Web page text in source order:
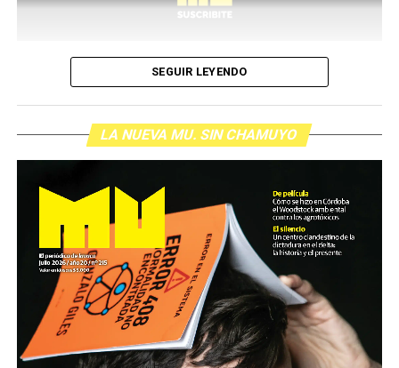
SEGUIR LEYENDO
LA NUEVA MU. SIN CHAMUYO